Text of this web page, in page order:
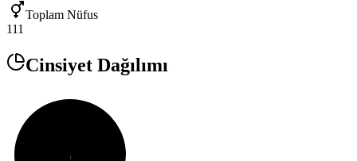
Toplam Nüfus
111
Cinsiyet Dağılımı